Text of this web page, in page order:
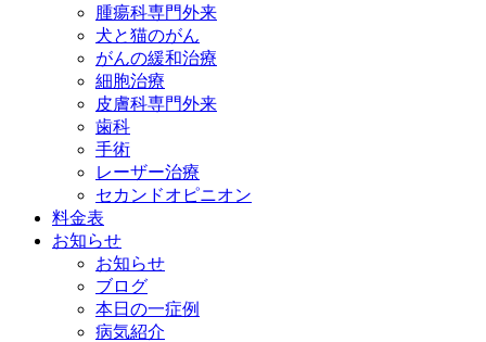
腫瘍科専門外来
犬と猫のがん
がんの緩和治療
細胞治療
皮膚科専門外来
歯科
手術
レーザー治療
セカンドオピニオン
料金表
お知らせ
お知らせ
ブログ
本日の一症例
病気紹介